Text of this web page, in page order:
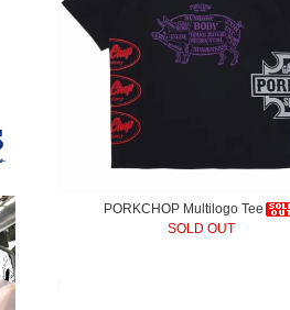
PORKCHOP Multilogo Tee
SOLD OUT